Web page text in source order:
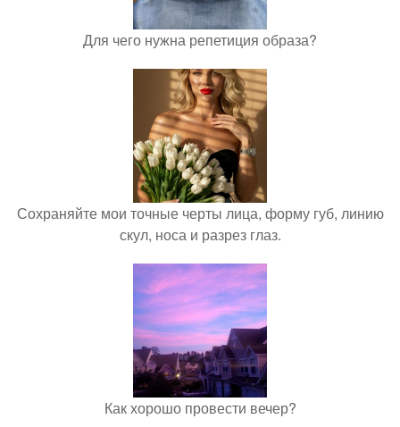
Для чего нужна репетиция образа?
Сохраняйте мои точные черты лица, форму губ, линию
скул, носа и разрез глаз.
Как хорошо провести вечер?